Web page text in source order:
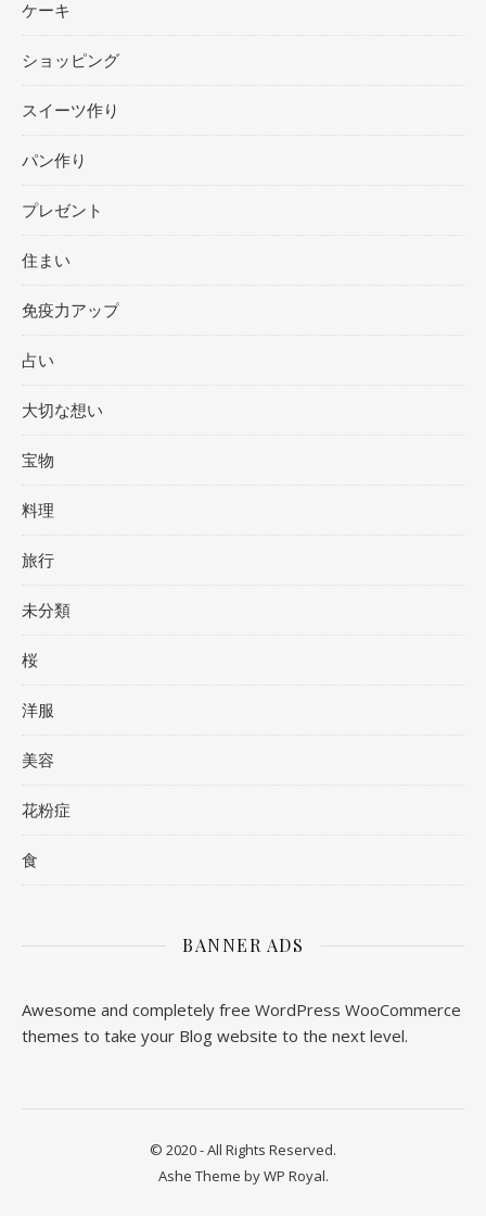
ケーキ
ショッピング
スイーツ作り
パン作り
プレゼント
住まい
免疫力アップ
占い
大切な想い
宝物
料理
旅行
未分類
桜
洋服
美容
花粉症
食
BANNER ADS
Awesome and completely free WordPress WooCommerce
themes to take your Blog website to the next level.
© 2020 - All Rights Reserved.
Ashe Theme byWP Royal.